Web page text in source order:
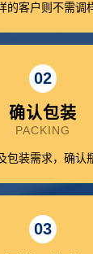
的客户则不需调
02
确认包装
PACKING
包装需求，确认
03